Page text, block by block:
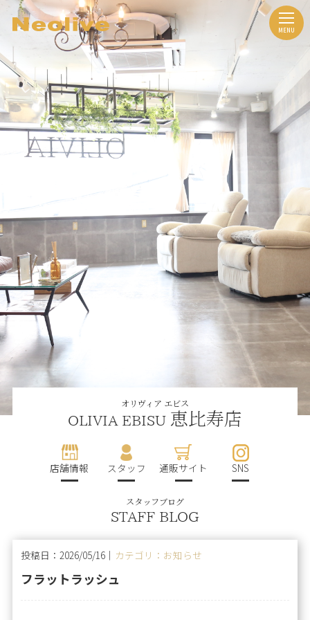
オリヴィア エビス
OLIVIA EBISU 恵比寿店
店舗情報 スタッフ 通販サイト SNS
スタッフブログ
STAFF BLOG
投稿日：2026/05/16｜ カテゴリ：お知らせ
フラットラッシュ